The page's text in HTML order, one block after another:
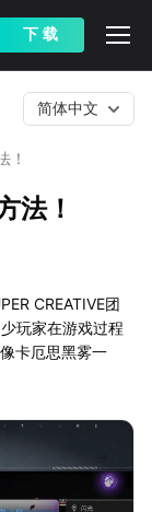
下 载
！
简体中文
法！
CREATIVE团
玩家在游戏过程
卡厄思黑雾一